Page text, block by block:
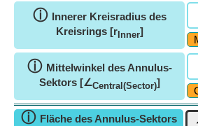
ⓘ Innerer Kreisradius des
Kreisrings [r Inner]
ⓘ Mittelwinkel des Annulus-
Sektors [∠Central(Sector)]
ⓘ Fläche des Annulus-Sektors